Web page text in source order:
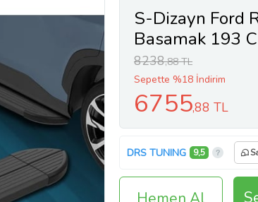
S-Dizayn Ford
Basamak 193
8238,88 TL
Sepette %18 İndirim
6755,88 TL
DRS TUNING 9,5